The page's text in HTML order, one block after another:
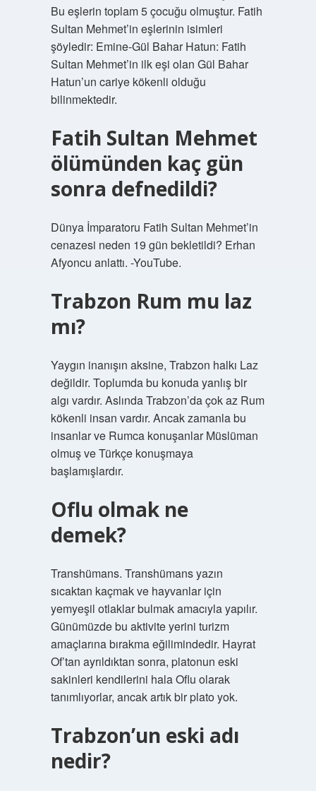
Bu eşlerin toplam 5 çocuğu olmuştur. Fatih
Sultan Mehmet’in eşlerinin isimleri
şöyledir: Emine-Gül Bahar Hatun: Fatih
Sultan Mehmet’in ilk eşi olan Gül Bahar
Hatun’un cariye kökenli olduğu
bilinmektedir.
Fatih Sultan Mehmet
ölümünden kaç gün
sonra defnedildi?
Dünya İmparatoru Fatih Sultan Mehmet’in
cenazesi neden 19 gün bekletildi? Erhan
Afyoncu anlattı. -YouTube.
Trabzon Rum mu laz
mı?
Yaygın inanışın aksine, Trabzon halkı Laz
değildir. Toplumda bu konuda yanlış bir
algı vardır. Aslında Trabzon’da çok az Rum
kökenli insan vardır. Ancak zamanla bu
insanlar ve Rumca konuşanlar Müslüman
olmuş ve Türkçe konuşmaya
başlamışlardır.
Oflu olmak ne
demek?
Transhümans. Transhümans yazın
sıcaktan kaçmak ve hayvanlar için
yemyeşil otlaklar bulmak amacıyla yapılır.
Günümüzde bu aktivite yerini turizm
amaçlarına bırakma eğilimindedir. Hayrat
Of’tan ayrıldıktan sonra, platonun eski
sakinleri kendilerini hala Oflu olarak
tanımlıyorlar, ancak artık bir plato yok.
Trabzon’un eski adı
nedir?